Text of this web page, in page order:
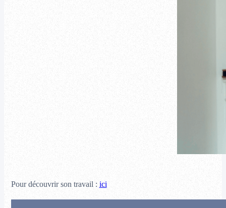
Pour découvrir son travail : ici